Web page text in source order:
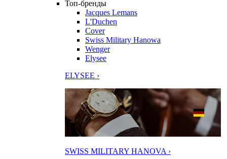
Топ-бренды
Jacques Lemans
L'Duchen
Cover
Swiss Military Hanowa
Wenger
Elysee
ELYSEE ›
SWISS MILITARY HANOVA ›